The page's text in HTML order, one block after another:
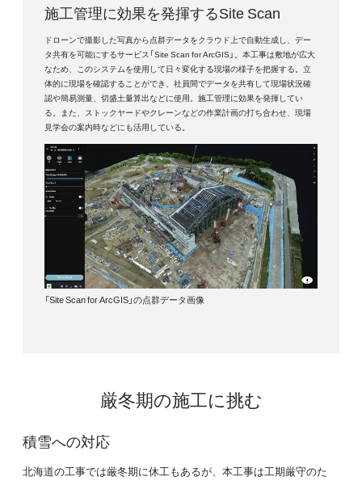
施工管理に効果を発揮するSite Scan
ドローンで撮影した写真から点群データをクラウド上で自動生成し、デー
タ共有を可能にするサービス「Site Scan for ArcGIS」。本工事は敷地が広大
なため、このシステムを使用して日々変化する現場の様子を把握する。立
体的に現場を確認することができ、社員間でデータを共有して現場状況確
認や簡易測量、切盛土量算出などに使用。施工管理に効果を発揮してい
る。また、ストックヤードやクレーンなどの作業計画の打ち合わせ、現場
見学会の案内時などにも活用している。
「Site Scan for ArcGIS」の点群データ画像
厳冬期の施工に挑む
積雪への対応
北海道の工事では厳冬期に休工もあるが、本工事は工期厳守のた